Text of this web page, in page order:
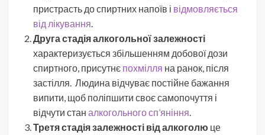
пристрасть до спиртних напоїв і відмовляється
від лікування
Друга стадія алкогольної залежності
характеризується збільшенням добової дози
спиртного, присутнє похмілля на ранок, після
застілля. Людина відчуває постійне бажання
випити, щоб поліпшити своє самопочуття і
відчути стан алкогольного сп’яніння
Третя стадія залежності від алкоголю це